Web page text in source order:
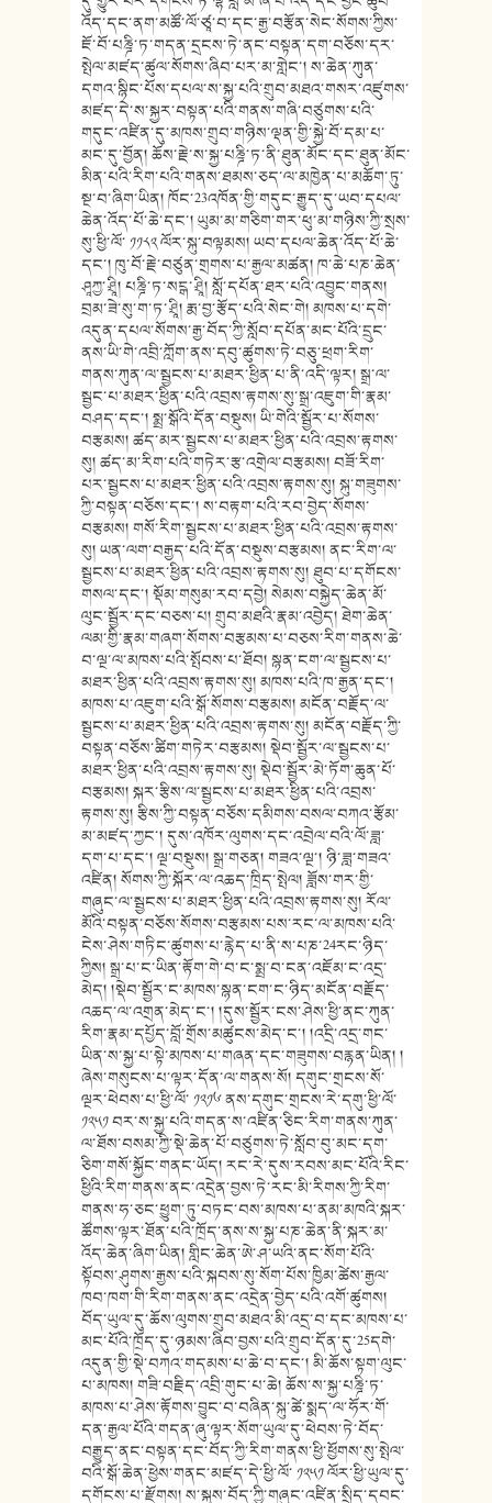
འོད་དང་ནག་མཚོ་ལོ་ཙཱ་བ་དང་རྒྱ་བརྩོན་སེང་སོགས་ཀྱིས་
ཇོ་བོ་པཎྜི་ཏ་གདན་དྲངས་ཏེ་ནང་བསྟན་དག་བཅོས་དར་
སྤེལ་མཛད་ཚུལ་སོགས་ཞིབ་པར་མ་གླེང་། ས་ཆེན་ཀུན་
དགའ་སྙིང་པོས་དཔལ་ས་སྐྱ་པའི་གྲུབ་མཐའ་གསར་འཛུགས་
མཛད་དེ་ས་སྐྱར་བསྟན་པའི་གནས་གཞི་བཙུགས་པའི་
གདུང་འཛིན་དུ་མཁས་གྲུབ་གཉིས་ལྡན་གྱི་སྐྱེ་བོ་དམ་པ་
མང་དུ་བྱོན། ཆོས་རྗེ་ས་སྐྱ་པཎྜི་ཏ་ནི་ཐུན་མོང་དང་ཐུན་མོང་
མིན་པའི་རིག་པའི་གནས་ཐམས་ཅད་ལ་མཁྱེན་པ་མཆོག་ཏུ་
སྔ་བ་ཞིག་ཡིན། ཁོང་23འཁོན་གྱི་གདུང་རྒྱུད་དུ་ཡབ་དཔལ་
ཆེན་འོད་པོ་ཆེ་དང་། ཡུམ་མ་གཅིག་གར་ཕུ་མ་གཉིས་ཀྱི་སྲས་
སུ་ཕྱི་ལོ་ ༡༡༨༢ ལོར་སྐུ་བལྟམས། ཡབ་དཔལ་ཆེན་འོད་པོ་ཆེ་
དང་། ཁུ་བོ་རྗེ་བཙུན་གྲགས་པ་རྒྱལ་མཚན། ཁ་ཆེ་པཎ་ཆེན་
ཤཱཀྱ་ཤྲཱི། པཎྜི་ཏ་སངྒ་ཤྲཱི། སློ་དཔོན་ཐར་པའི་འབྱུང་གནས།
བྲམ་ཟེ་སུ་ག་ཏ་ཤྲཱི། རྨ་བྱ་རྩོད་པའི་སེང་གེ། མཁས་པ་དགེ་
འདུན་དཔལ་སོགས་རྒྱ་བོད་ཀྱི་སློབ་དཔོན་མང་པོའི་དྲུང་
ནས་ཡི་གེ་འབྲི་ཀློག་ནས་དབུ་ཚུགས་ཏེ་བཅུ་ཕྲག་རིག་
གནས་ཀུན་ལ་སྦྱངས་པ་མཐར་ཕྱིན་པ་ནི་འདི་ལྟར། སྒྲ་ལ་
སྦྱང་པ་མཐར་ཕྱིན་པའི་འབྲས་རྟགས་སུ་སྒྲ་འཇུག་གི་རྣམ་
བཤད་དང་། སྨྲ་སྒོའི་དོན་བསྡུས། ཡི་གེའི་སྦྱོར་པ་སོགས་
བརྩམས། ཚད་མར་སྦྱངས་པ་མཐར་ཕྱིན་པའི་འབྲས་རྟགས་
སུ། ཚད་མ་རིག་པའི་གཏེར་རྩ་འགྲེལ་བརྩམས། བཟོ་རིག་
པར་སྦྱངས་པ་མཐར་ཕྱིན་པའི་འབྲས་རྟགས་སུ། སྐུ་གཟུགས་
ཀྱི་བསྟན་བཅོས་དང་། ས་བརྟག་པའི་རབ་བྱེད་སོགས་
བརྩམས། གསོ་རིག་སྦྱངས་པ་མཐར་ཕྱིན་པའི་འབྲས་རྟགས་
སུ། ཡན་ལག་བརྒྱད་པའི་དོན་བསྡུས་བརྩམས། ནང་རིག་ལ་
སྦྱངས་པ་མཐར་ཕྱིན་པའི་འབྲས་རྟགས་སུ། ཐུབ་པ་དགོངས་
གསལ་དང་། སྡོམ་གསུམ་རབ་དབྱེ། སེམས་བསྐྱེད་ཆེན་མོ་
ལུང་སྦྱོར་དང་བཅས་པ། གྲུབ་མཐའི་རྣམ་འབྱེད། ཐེག་ཆེན་
ལམ་གྱི་རྣམ་གཞག་སོགས་བརྩམས་པ་བཅས་རིག་གནས་ཆེ་
བ་ལྔ་ལ་མཁས་པའི་སྤོབས་པ་ཐོབ། སྙན་ངག་ལ་སྦྱངས་པ་
མཐར་ཕྱིན་པའི་འབྲས་རྟགས་སུ། མཁས་པའི་ཁ་རྒྱན་དང་།
མཁས་པ་འཇུག་པའི་སྒོ་སོགས་བརྩམས། མངོན་བརྗོད་ལ་
སྦྱངས་པ་མཐར་ཕྱིན་པའི་འབྲས་རྟགས་སུ། མངོན་བརྗོད་ཀྱི་
བསྟན་བཅོས་ཚིག་གཏེར་བརྩམས། སྡེབ་སྦྱོར་ལ་སྦྱངས་པ་
མཐར་ཕྱིན་པའི་འབྲས་རྟགས་སུ། སྡེབ་སྦྱོར་མེ་ཏོག་ཆུན་པོ་
བརྩམས། སྐར་རྩིས་ལ་སྦྱངས་པ་མཐར་ཕྱིན་པའི་འབྲས་
རྟགས་སུ། རྩིས་ཀྱི་བསྟན་བཅོས་དམིགས་བསལ་བཀའ་རྩོམ་
མ་མཛད་ཀྱང་། དུས་འཁོར་ལུགས་དང་འབྲེལ་བའི་ལོ་ཟླ་
དག་པ་དང་། ལྔ་བསྡུས། སྒྲ་གཅན། གཟའ་ལྔ་། ཉི་ཟླ་གཟའ་
འཛིན། སོགས་ཀྱི་སྐོར་ལ་འཆད་ཁྲིད་སྤེལ། ཟློས་གར་གྱི་
གཞུང་ལ་སྦྱངས་པ་མཐར་ཕྱིན་པའི་འབྲས་རྟགས་སུ། རོལ་
མོའི་བསྟན་བཅོས་སོགས་བརྩམས་པས་རང་ལ་མཁས་པའི་
ངེས་ཤེས་གཏིང་ཚུགས་པ་རྙེད་པ་ནི་ས་པཎ་24རང་ཉིད་
ཀྱིས། སྒྲ་པ་ང་ཡིན་རྟོག་གེ་བ་ང་སྨྲ་བ་ངན་འཇོམ་ང་འདྲ་
མེད། །སྡེབ་སྦྱོར་ང་མཁས་སྙན་ངག་ང་ཉིད་མངོན་བརྗོད་
འཆད་ལ་འགྲན་མེད་ང་། །དུས་སྦྱོར་ངས་ཤེས་ཕྱི་ནང་ཀུན་
རིག་རྣམ་དཔྱོད་བློ་གྲོས་མཚུངས་མེད་ང་། །འདྲི་འདྲ་གང་
ཡིན་ས་སྐྱ་པ་སྟེ་མཁས་པ་གཞན་དང་གཟུགས་བརྙན་ཡིན། །
ཞེས་གསུངས་པ་ལྟར་དོན་ལ་གནས་སོ། དགུང་གྲངས་སོ་
ལྔར་ཕེབས་པ་ཕྱི་ལོ་ ༡༢༡༦ ནས་དགུང་གྲངས་རེ་དགུ་ཕྱི་ལོ་
༡༢༥༡ བར་ས་སྐྱ་པའི་གདན་ས་འཛིན་ཅིང་རིག་གནས་ཀུན་
ལ་ཐོས་བསམ་ཀྱི་སྡེ་ཆེན་པོ་བཙུགས་ཏེ་སློབ་བུ་མང་དག་
ཅིག་གསོ་སྐྱོང་གནང་ཡོད། རང་རེ་དུས་རབས་མང་པོའི་རིང་
ཕྱིའི་རིག་གནས་ནང་འདྲེན་བྱས་ཏེ་རང་མི་རིགས་ཀྱི་རིག་
གནས་ཧ་ཅང་ཕྱུག་ཏུ་བཏང་བས་མཁས་པ་ནམ་མཁའི་སྐར་
ཚོགས་ལྟར་ཐོན་པའི་ཁྲོད་ནས་ས་སྐྱ་པཎ་ཆེན་ནི་སྐར་མ་
འོད་ཆེན་ཞིག་ཡིན། གླིང་ཆེན་ཨེ་ཤ་ཡའི་ནང་སོག་པོའི་
སྟོབས་ཤུགས་རྒྱས་པའི་སྐབས་སུ་སོག་པོས་ཁྱིམ་ཚེས་རྒྱལ་
ཁབ་ཁག་གི་རིག་གནས་ནང་འདྲེན་བྱེད་པའི་འགོ་ཚུགས།
བོད་ཡུལ་དུ་ཆོས་ལུགས་གྲུབ་མཐའ་མི་འདྲ་བ་དང་མཁས་པ་
མང་པོའི་ཁྲོད་དུ་ཉམས་ཞིབ་བྱས་པའི་གྲུབ་དོན་དུ་25དགེ་
འདུན་གྱི་སྡེ་བཀའ་གདམས་པ་ཆེ་བ་དང་། མི་ཆོས་སྟག་ལུང་
པ་མཁས། གཟི་བརྗིད་འབྲི་གུང་པ་ཆེ། ཆོས་ས་སྐྱ་པཎྜི་ཏ་
མཁས་པ་ཤེས་རྟོགས་བྱུང་བ་བཞིན་སྐུ་ཚེ་སྨད་ལ་ཧོར་གོ་
དན་རྒྱལ་པོའི་གདན་ཞུ་ལྟར་སོག་ཡུལ་དུ་ཕེབས་ཏེ་བོད་
བརྒྱུད་ནང་བསྟན་དང་བོད་ཀྱི་རིག་གནས་ཕྱི་ཕྱོགས་སུ་སྤེལ་
བའི་སྒོ་ཆེན་ཕྱེས་གནང་མཛད་དེ་ཕྱི་ལོ་ ༡༢༥༡ ལོར་ཕྱི་ཡུལ་དུ་
དགོངས་པ་རྫོགས། ས་སྐྱས་བོད་ཀྱི་གཞུང་འཛིན་སྲིད་དབང་